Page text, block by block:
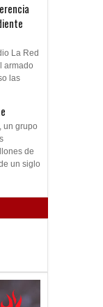
La Red
armado
las
un grupo
de
un siglo